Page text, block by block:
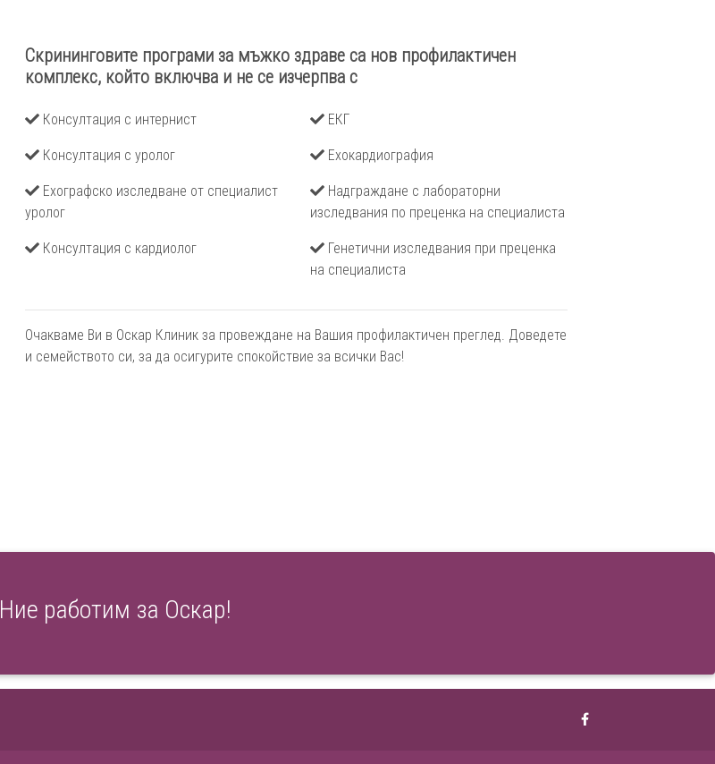
Скрининговите програми за мъжко здраве са нов профилактичен
комплекс, който включва и не се изчерпва с
Консултация с интернист
Консултация с уролог
Ехографско изследване от специалист
уролог
Консултация с кардиолог
ЕКГ
Ехокардиография
Надграждане с лабораторни
изследвания по преценка на специалиста
Генетични изследвания при преценка
на специалиста
Очакваме Ви в Оскар Клиник за провеждане на Вашия профилактичен преглед. Доведете
и семейството си, за да осигурите спокойствие за всички Вас!
Ние работим за Оскар!